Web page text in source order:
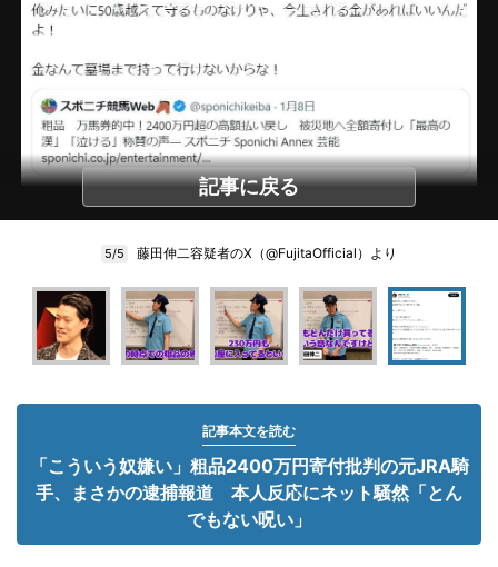
記事に戻る
5/5 藤田伸二容疑者のX（@FujitaOfficial）より
記事本文を読む
「こういう奴嫌い」粗品2400万円寄付批判の元JRA騎
手、まさかの逮捕報道 本人反応にネット騒然「とん
でもない呪い」